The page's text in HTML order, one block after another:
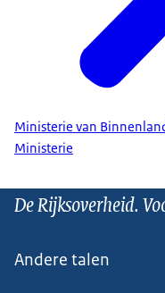
Ministerie van
Ministerie
De Rijksoverheid.
Andere talen